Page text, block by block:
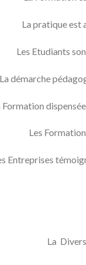
La pratique est
Les Etudiants
démarche
Formation
Les
Entreprises
La